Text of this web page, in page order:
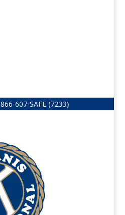
866-607-SAFE (7233)